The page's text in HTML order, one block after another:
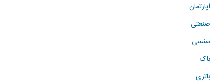
اپارتمان
صنعتی
سنسی
باک
باتری